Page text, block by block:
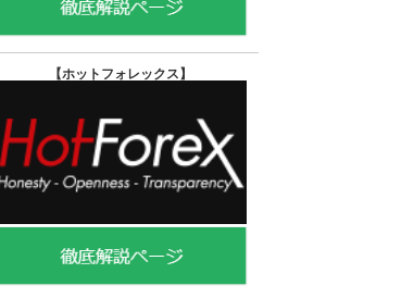
【ホットフォレックス 】